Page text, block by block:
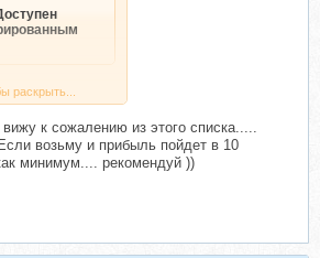
раскрыть...
раскрыть...
к сожалению из этого списка.....
возьму и прибыль пойдет в 10
минимум.... рекомендуй ))